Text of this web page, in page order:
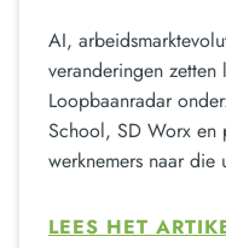
AI,
veranderingen
Loopbaanradar
School, SD Worx en
werknemers naar
LEES HET